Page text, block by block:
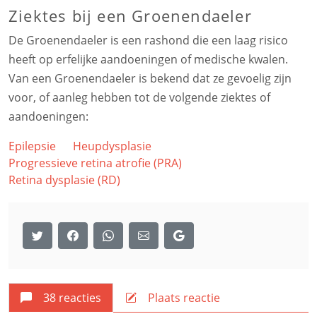
Ziektes bij een Groenendaeler
De Groenendaeler is een rashond die een laag risico
heeft op erfelijke aandoeningen of medische kwalen.
Van een Groenendaeler is bekend dat ze gevoelig zijn
voor, of aanleg hebben tot de volgende ziektes of
aandoeningen:
Epilepsie
Heupdysplasie
Progressieve retina atrofie (PRA)
Retina dysplasie (RD)
38 reacties Plaats reactie